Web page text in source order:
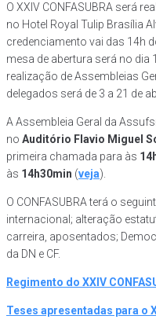
O XXIV CONFASUBRA será
no Hotel Royal Tulip Brasília
credenciamento vai das 14h
mesa de abertura será no dia
realização de Assembleias
delegados será de 3 a 21 de
A Assembleia Geral da
no Auditório Flavio Miguel
primeira chamada para às
às 14h30min (veja).
O CONFASUBRA terá o
internacional; alteração
carreira, aposentados;
da DN e CF.
Regimento do XXIV
Teses apresentadas para o